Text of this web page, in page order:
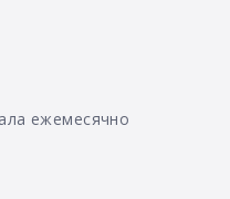
ежемесячно